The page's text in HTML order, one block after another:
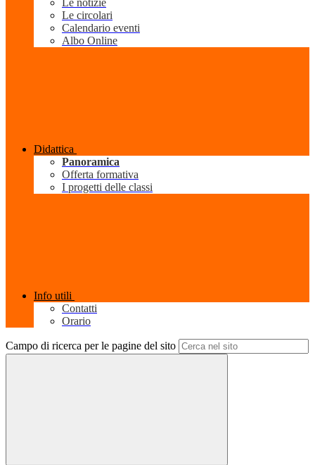
Le notizie
Le circolari
Calendario eventi
Albo Online
Didattica
Panoramica
Offerta formativa
I progetti delle classi
Info utili
Contatti
Orario
Campo di ricerca per le pagine del sito